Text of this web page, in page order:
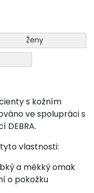
Ženy
s kožním
ve spolupráci s
DEBRA.
vlastnosti:
a měkký omak
o pokožku